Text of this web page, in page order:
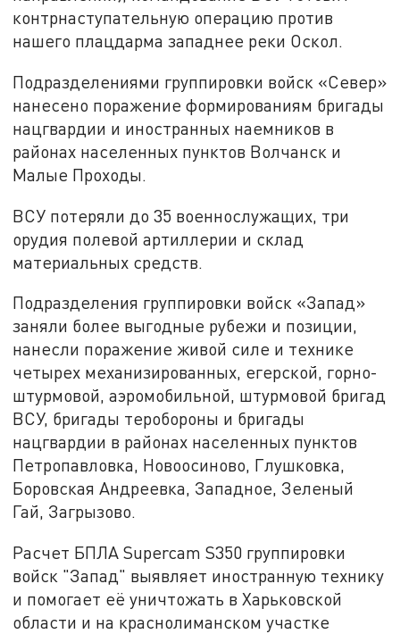
контрнаступательную операцию против
нашего плацдарма западнее реки Оскол.
Подразделениями группировки войск «Север»
нанесено поражение формированиям бригады
нацгвардии и иностранных наемников в
районах населенных пунктов Волчанск и
Малые Проходы.
ВСУ потеряли до 35 военнослужащих, три
орудия полевой артиллерии и склад
материальных средств.
Подразделения группировки войск «Запад»
заняли более выгодные рубежи и позиции,
нанесли поражение живой силе и технике
четырех механизированных, егерской, горно-
штурмовой, аэромобильной, штурмовой бригад
ВСУ, бригады теробороны и бригады
нацгвардии в районах населенных пунктов
Петропавловка, Новоосиново, Глушковка,
Боровская Андреевка, Западное, Зеленый
Гай, Загрызово.
Расчет БПЛА Supercam S350 группировки
войск "Запад" выявляет иностранную технику
и помогает её уничтожать в Харьковской
области и на краснолиманском участке